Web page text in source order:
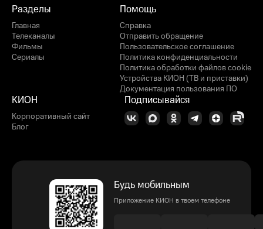
Разделы
Главная
Телеканалы
Фильмы
Сериалы
Помощь
Справка
Отправить обращение
Пользовательское соглашение
Политика конфиденциальности
Политика обработки файлов cookie
Устройства КИОН (ТВ и приставки)
Документация пользования ПО
КИОН
Корпоративный сайт
Блог
Подписывайся
Будь мобильным
Приложение КИОН в твоем телефоне